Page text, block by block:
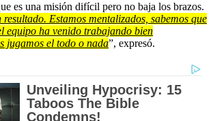
es una misión difícil pero no baja los brazos.
resultado. Estamos mentalizados, sabemos que
equipo ha venido trabajando bien
jugamos el todo o nada”, expresó.